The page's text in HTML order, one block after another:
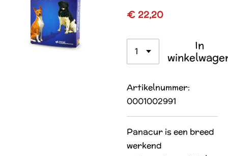
€ 22,20
In
Artikelnummer:
0001002991
Panacur is een breed
werkend